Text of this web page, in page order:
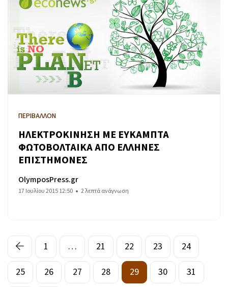
ΠΕΡΙΒΑΛΛΟΝ
ΗΛΕΚΤΡΟΚΙΝΗΣΗ ΜΕ ΕΥΚΑΜΠΤΑ
ΦΩΤΟΒΟΛΤΑΙΚΑ ΑΠΟ ΕΛΛΗΝΕΣ
ΕΠΙΣΤΗΜΟΝΕΣ
OlymposPress.gr
17 Ιουλίου 2015 12:50 2 λεπτά ανάγνωση
1 … 21 22 23
24
25
26 27 28 29 30
31